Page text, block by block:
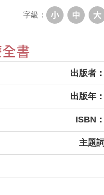
字級：
書
出版者：
出版年：
ISBN：
主題詞